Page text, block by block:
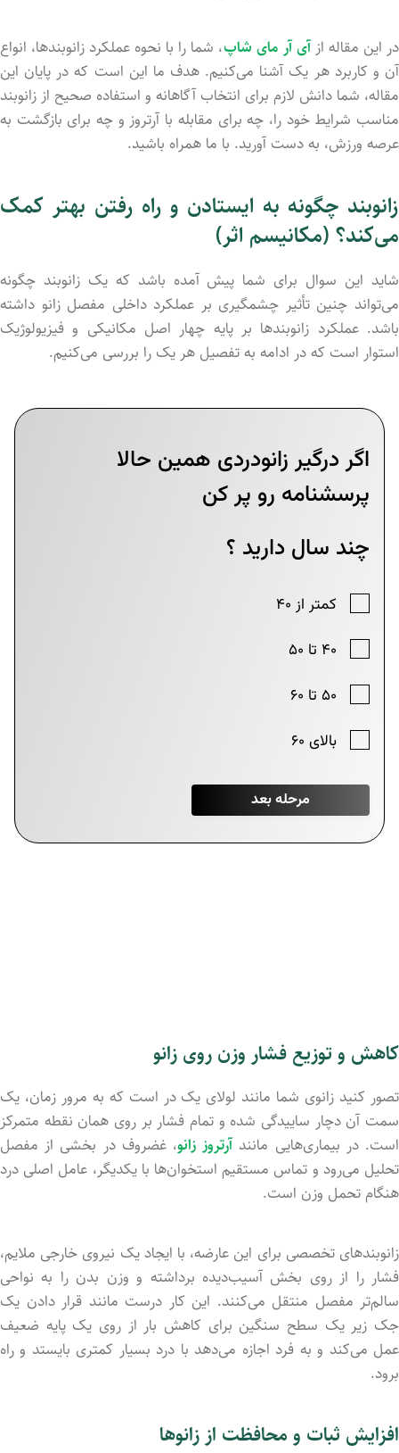
در این مقاله ازآی آر مای شاپ، شما را با نحوه عملکرد زانوبندها، انواع
آن و کاربرد هر یک آشنا می‌کنیم. هدف ما این است که در پایان این
مقاله، شما دانش لازم برای انتخاب آگاهانه و استفاده صحیح از زانوبند
مناسب شرایط خود را، چه برای مقابله با آرتروز و چه برای بازگشت به
عرصه ورزش، به دست آورید. با ما همراه باشید.
زانوبند چگونه به ایستادن و راه رفتن بهتر کمک
می‌کند؟ (مکانیسم اثر)
شاید این سوال برای شما پیش آمده باشد که یک زانوبند چگونه
می‌تواند چنین تأثیر چشمگیری بر عملکرد داخلی مفصل زانو داشته
باشد. عملکرد زانوبندها بر پایه چهار اصل مکانیکی و فیزیولوژیک
استوار است که در ادامه به تفصیل هر یک را بررسی می‌کنیم.
کاهش و توزیع فشار وزن روی زانو
تصور کنید زانوی شما مانند لولای یک در است که به مرور زمان، یک
سمت آن دچار ساییدگی شده و تمام فشار بر روی همان نقطه متمرکز
است. در بیماری‌هایی مانندآرتروز زانو، غضروف در بخشی از مفصل
تحلیل می‌رود و تماس مستقیم استخوان‌ها با یکدیگر، عامل اصلی درد
هنگام تحمل وزن است.
زانوبندهای تخصصی برای این عارضه، با ایجاد یک نیروی خارجی ملایم،
فشار را از روی بخش آسیب‌دیده برداشته و وزن بدن را به نواحی
سالم‌تر مفصل منتقل می‌کنند. این کار درست مانند قرار دادن یک
جک زیر یک سطح سنگین برای کاهش بار از روی یک پایه ضعیف
عمل می‌کند و به فرد اجازه می‌دهد با درد بسیار کمتری بایستد و راه
برود.
افزایش ثبات و محافظت از زانوها